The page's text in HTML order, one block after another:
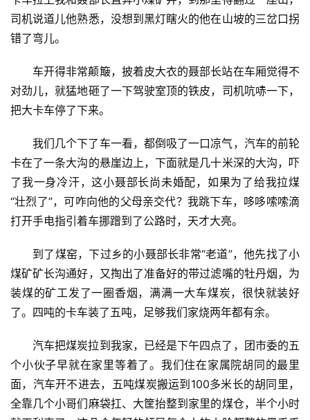
司机说道儿他熟悉，没想到黑灯瞎火的他在山坡的三岔口拐
错了弯儿。
车开得非常颠簸，披着皮大衣的聂部长站在车厢觉得不
对劲儿，就猛地砸了一下驾驶室顶的铁皮，司机吭哧一下，
把大卡车停了下来。
我们几个下了车一看，都倒吸了一口凉气，汽车的前轮
卡在了一条大沟的悬崖边上，下面就是几十米深的大沟，吓
了我一身冷汗，这小聂部长尚未婚配，如果为了给我拉煤
“壮烈了”，可咋向他的父母亲交代？我跳下车，哆哆嗦嗦滴
打开手电指引着车挪蹭到了公路时，天才大亮。
到了煤窑，下过乡的小聂部长非常“老道”，他先找了小
煤矿矿长沟通好，又掏出了准备好的带过滤嘴的牡丹烟，为
装煤的矿工发了一圈香烟，满满一大车煤炭，很快就装好
了。四吨的卡车装了五吨，足够我们家烧两年都有余。
汽车把煤炭拉到我家，已经是下午四点了，团市委的五
个小伙子早就在家里等着了。我们住在家属院胡同的最里
面，汽车开不进去，五吨煤炭搬运到100多米长的胡同里，
全靠几个小哥们麻袋扛、大筐抬整到家里的煤仓，半个小时